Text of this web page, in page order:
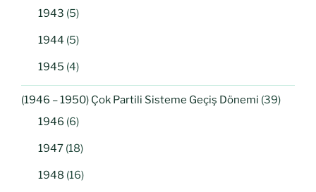
1943 (5)
1944 (5)
1945 (4)
(1946 – 1950) Çok Partili Sisteme Geçiş Dönemi (39)
1946 (6)
1947 (18)
1948 (16)